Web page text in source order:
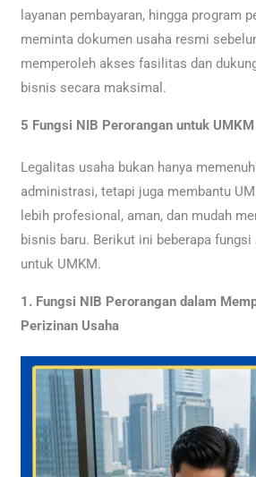
layanan pembayaran, hingga program
meminta dokumen usaha resmi
memperoleh akses fasilitas dan
bisnis secara maksimal.
5 Fungsi NIB Perorangan untuk UMKM
Legalitas usaha bukan hanya
administrasi, tetapi juga membantu
lebih profesional, aman, dan mudah
bisnis baru. Berikut ini beberapa fungsi
untuk UMKM.
1. Fungsi NIB Perorangan dalam
Perizinan Usaha